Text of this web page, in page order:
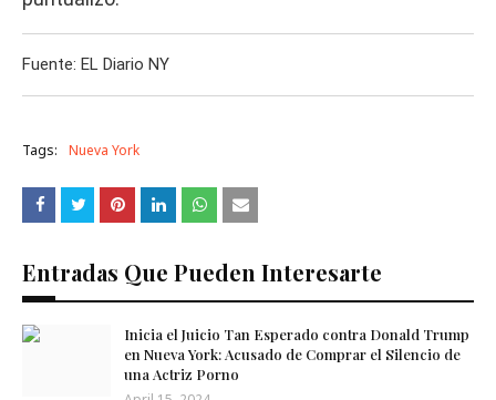
Fuente: EL Diario NY
Tags: Nueva York
Entradas Que Pueden Interesarte
Inicia el Juicio Tan Esperado contra Donald Trump
en Nueva York: Acusado de Comprar el Silencio de
una Actriz Porno